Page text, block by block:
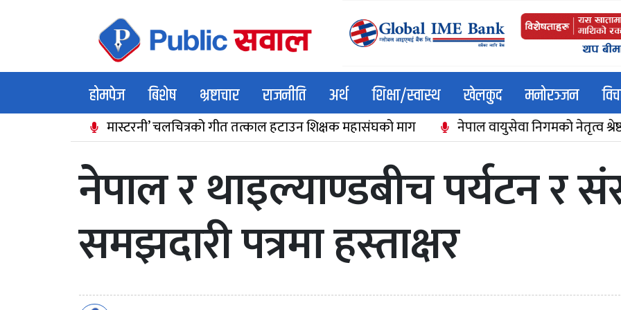
होमपेज बिशेष भ्रष्टाचार राजनीति अर्थ शिक्षा/स्वास्थ खेलकुद मनोरञ्जन
मास्टरनी’ चलचित्रको गीत तत्काल हटाउन शिक्षक महासंघको माग नेपाल वायुसेवा निगमको नेतृत्व श्रेष्ठलाई
नेपाल र थाइल्याण्डबीच पर्यटन र
समझदारी पत्रमा हस्ताक्षर